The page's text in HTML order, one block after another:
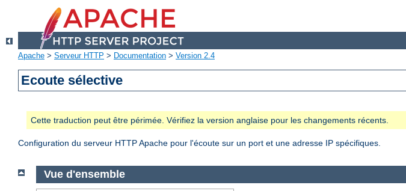
Apache > Serveur HTTP > Documentation > Version 2.4
Ecoute sélective
Cette traduction peut être périmée. Vérifiez la version anglaise pour les changements récents.
Configuration du serveur HTTP Apache pour l'écoute sur un port et une adresse IP spécifiques.
Vue d'ensemble